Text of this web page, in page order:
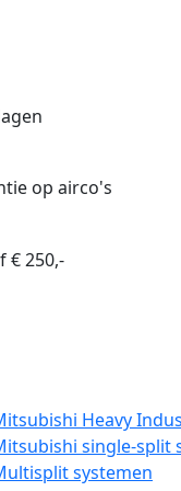
op airco's
€ 250,-
Heavy
single-split
systemen